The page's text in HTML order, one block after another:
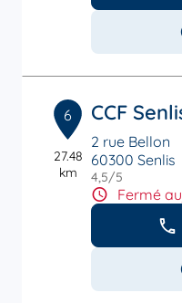
6
27.48
km
CCF
2 rue Bellon
60300 Senlis
4,5/5
Fermé